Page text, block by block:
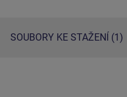
SOUBORY KE STAŽENÍ (1)